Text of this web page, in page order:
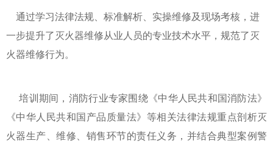
通过学习法律法规、标准解析、实操维修及现场考核，进
一步提升了灭火器维修从业人员的专业技术水平，规范了灭
火器维修行为。
培训期间，消防行业专家围绕《中华人民共和国消防法》
《中华人民共和国产品质量法》等相关法律法规重点剖析灭
火器生产、维修、销售环节的责任义务，并结合典型案例警